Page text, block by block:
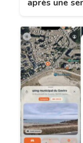
après une